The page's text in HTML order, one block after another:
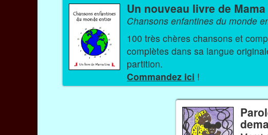
Un nouveau livre de
Chansons enfantines du monde
100 très chères chansons et comptines du monde
complètes dans sa langue
partition.
Commandez ici !